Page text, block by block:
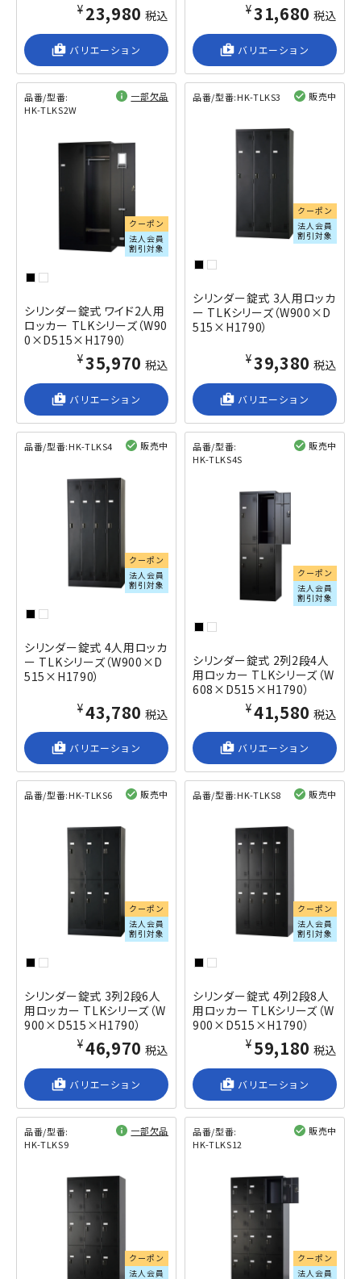
¥23,980 税込
shop_2 バリエーション
¥31,680 税込
shop_2 バリエーション
品番/型番:
HK-TLKS2W
一部欠品
クーポン
法人会員
割引対象
シリンダー錠式 ワイド2人用
ロッカー TLKシリーズ（W90
0×D515×H1790）
¥35,970 税込
shop_2 バリエーション
品番/型番:HK-TLKS3 販売中
クーポン
法人会員
割引対象
シリンダー錠式 3人用ロッカ
ー TLKシリーズ（W900×D
515×H1790）
¥39,380 税込
shop_2 バリエーション
品番/型番:HK-TLKS4 販売中
クーポン
法人会員
割引対象
シリンダー錠式 4人用ロッカ
ー TLKシリーズ（W900×D
515×H1790）
¥43,780 税込
shop_2 バリエーション
品番/型番:
HK-TLKS4S
販売中
クーポン
法人会員
割引対象
シリンダー錠式 2列2段4人
用ロッカー TLKシリーズ（W
608×D515×H1790）
¥41,580 税込
shop_2 バリエーション
品番/型番:HK-TLKS6 販売中
クーポン
法人会員
割引対象
シリンダー錠式 3列2段6人
用ロッカー TLKシリーズ（W
900×D515×H1790）
¥46,970 税込
shop_2 バリエーション
品番/型番:HK-TLKS8 販売中
クーポン
法人会員
割引対象
シリンダー錠式 4列2段8人
用ロッカー TLKシリーズ（W
900×D515×H1790）
¥59,180 税込
shop_2 バリエーション
品番/型番:
HK-TLKS9
一部欠品
クーポン
法人会員
品番/型番:
HK-TLKS12
販売中
クーポン
法人会員